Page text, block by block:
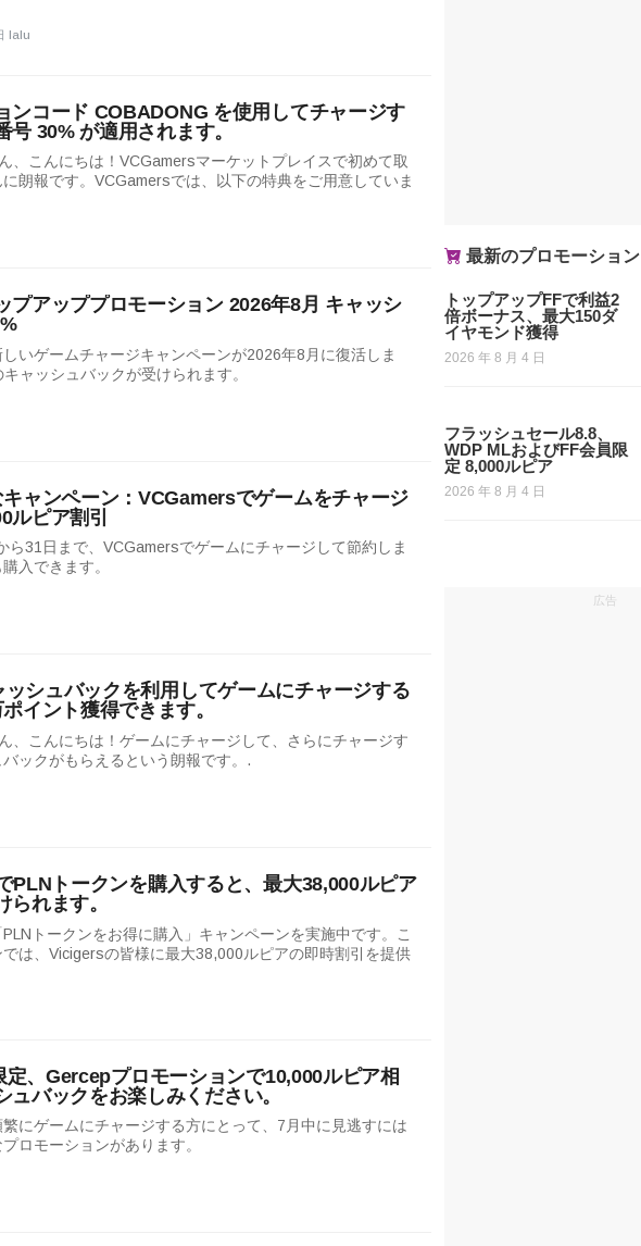
lalu
ンコード COBADONG を使用してチャージす
号 30% が適用されます。
、こんにちは！VCGamersマーケットプレイスで初めて取
朗報です。VCGamersでは、以下の特典をご用意していま
プアッププロモーション 2026年8月 キャッシ
いゲームチャージキャンペーンが2026年8月に復活しま
ャッシュバックが受けられます。
ャンペーン：VCGamersでゲームをチャージ
ルピア割引
ら31日まで、VCGamersでゲームにチャージして節約しま
入できます。
ッシュバックを利用してゲームにチャージする
イント獲得できます。
、こんにちは！ゲームにチャージして、さらにチャージす
ックがもらえるという朗報です。.
PLNトークンを購入すると、最大38,000ルピア
られます。
トークンをお得に購入」キャンペーンを実施中です。こ
は、Vicigersの皆様に最大38,000ルピアの即時割引を提供
定、Gercepプロモーションで10,000ルピア相
ュバックをお楽しみください。
にゲームにチャージする方にとって、7月中に見逃すには
ロモーションがあります。
最新のプロモーション
トップアップFFで利益2
倍ボーナス、最大150ダ
イヤモンド獲得
2026 年 8 月 4 日
フラッシュセール8.8、
WDP MLおよびFF会員限
定 8,000ルピア
2026 年 8 月 4 日
広告